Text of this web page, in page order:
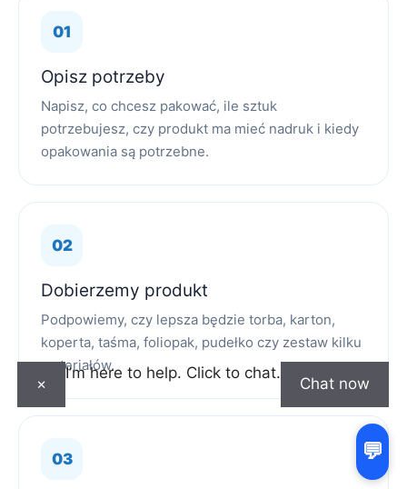
Opisz potrzeby
Napisz, co chcesz pakować, ile sztuk
potrzebujesz, czy produkt ma mieć nadruk i kiedy
opakowania są potrzebne.
Dobierzemy produkt
Podpowiemy, czy lepsza będzie torba, karton,
koperta, taśma, foliopak, pudełko czy zestaw kilku
materiałów.
×
I’m here to help. Click to chat.
Chat now